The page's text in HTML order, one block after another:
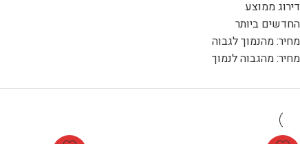
דירוג ממוצע
החדשים ביותר
מחיר: מהנמוך לגבוה
מחיר: מהגבוה לנמוך